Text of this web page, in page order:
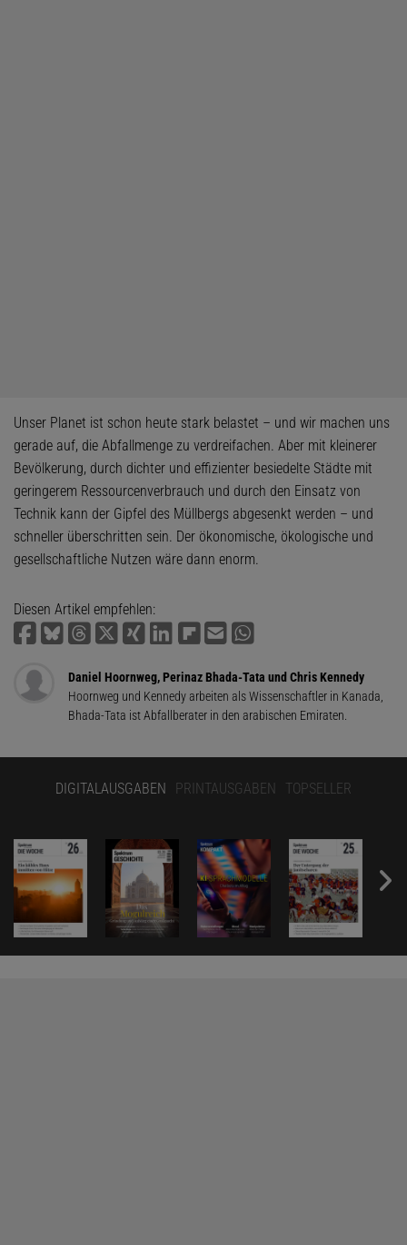
Unser Planet ist schon heute stark belastet – und wir machen uns
gerade auf, die Abfallmenge zu verdreifachen. Aber mit kleinerer
Bevölkerung, durch dichter und effizienter besiedelte Städte mit
geringerem Ressourcenverbrauch und durch den Einsatz von
Technik kann der Gipfel des Müllbergs abgesenkt werden – und
schneller überschritten sein. Der ökonomische, ökologische und
gesellschaftliche Nutzen wäre dann enorm.
Diesen Artikel empfehlen:
Daniel Hoornweg, Perinaz Bhada-Tata und Chris Kennedy
Hoornweg und Kennedy arbeiten als Wissenschaftler in Kanada,
Bhada-Tata ist Abfallberater in den arabischen Emiraten.
DIGITALAUSGABEN PRINTAUSGABEN TOPSELLER